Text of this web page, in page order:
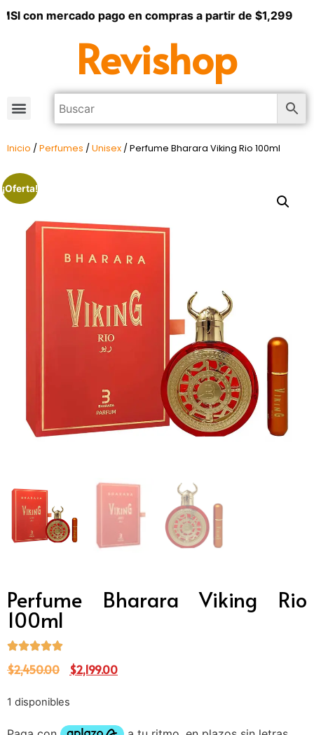
con mercado pago en compras a partir de $1,299
Revishop
Inicio / Perfumes / Unisex / Perfume Bharara Viking Rio 100ml
¡Oferta!
Perfume Bharara Viking Rio
100ml
$2,450.00 $2,199.00
1 disponibles